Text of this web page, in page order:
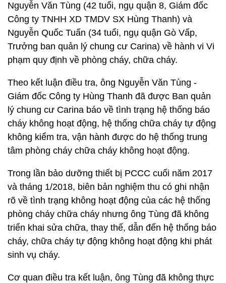
Nguyễn Văn Tùng (42 tuổi, ngụ quận 8, Giám đốc
Công ty TNHH XD TMDV SX Hùng Thanh) và
Nguyễn Quốc Tuấn (34 tuổi, ngụ quận Gò Vấp,
Trưởng ban quản lý chung cư Carina) về hành vi Vi
phạm quy định về phòng cháy, chữa cháy.
Theo kết luận điều tra, ông Nguyễn Văn Tùng -
Giám đốc Công ty Hùng Thanh đã được Ban quản
lý chung cư Carina báo về tình trạng hệ thống báo
cháy không hoạt động, hệ thống chữa cháy tự động
không kiểm tra, vận hành được do hệ thống trung
tâm phòng cháy chữa cháy không hoạt động.
Trong lần bảo dưỡng thiết bị PCCC cuối năm 2017
và tháng 1/2018, biên bản nghiệm thu có ghi nhận
rõ về tình trạng không hoạt động của các hệ thống
phòng cháy chữa cháy nhưng ông Tùng đã không
triển khai sửa chữa, thay thế, dẫn đến hệ thống báo
cháy, chữa cháy tự động không hoạt động khi phát
sinh vụ cháy.
Cơ quan điều tra kết luận, ông Tùng đã không thực